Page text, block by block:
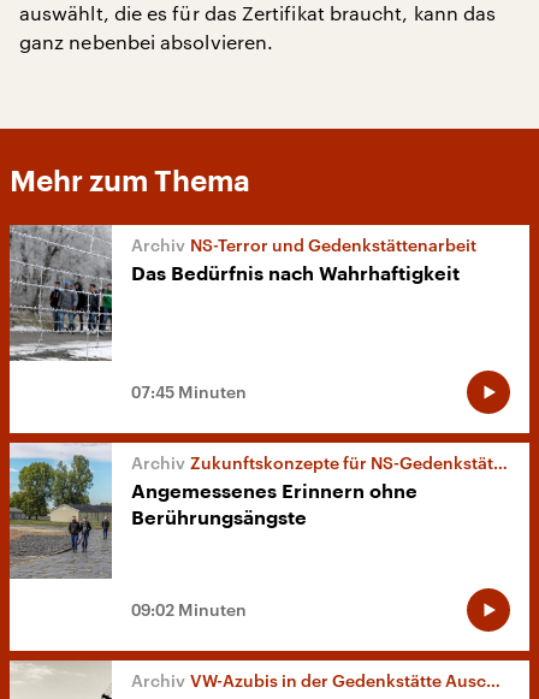
auswählt, die es für das Zertifikat braucht, kann das
ganz nebenbei absolvieren.
Mehr zum Thema
NS-Terror und Gedenkstättenarbeit
Das Bedürfnis nach Wahrhaftigkeit
07:45 Minuten
Zukunftskonzepte für NS-Gedenkstätten
Angemessenes Erinnern ohne
Berührungsängste
09:02 Minuten
VW-Azubis in der Gedenkstätte Auschwitz